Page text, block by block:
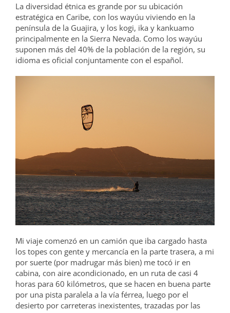
La diversidad étnica es grande por su ubicación
estratégica en Caribe, con los wayúu viviendo en la
península de la Guajira, y los kogi, ika y kankuamo
principalmente en la Sierra Nevada. Como los wayúu
suponen más del 40% de la población de la región, su
idioma es oficial conjuntamente con el español.
Mi viaje comenzó en un camión que iba cargado hasta
los topes con gente y mercancía en la parte trasera, a mi
por suerte (por madrugar más bien) me tocó ir en
cabina, con aire acondicionado, en un ruta de casi 4
horas para 60 kilómetros, que se hacen en buena parte
por una pista paralela a la vía férrea, luego por el
desierto por carreteras inexistentes, trazadas por las